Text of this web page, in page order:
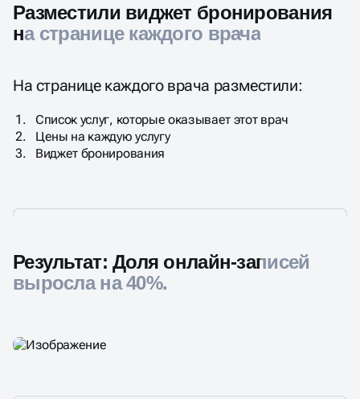
Разместили виджет бронирования
на странице каждого врача
На странице каждого врача разместили:
Список услуг, которые оказывает этот врач​
Цены на каждую услугу​
Виджет бронирования​
Результат: Доля онлайн-записей
выросла на 40%.​